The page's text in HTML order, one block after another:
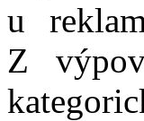
u
Z